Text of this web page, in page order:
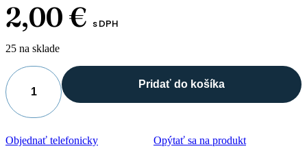
2,00 € s DPH
25 na sklade
množstvo
Pilník
sklenený
v
pevnom
Pridať do košíka
Objednať telefonicky Opýtať sa na produkt